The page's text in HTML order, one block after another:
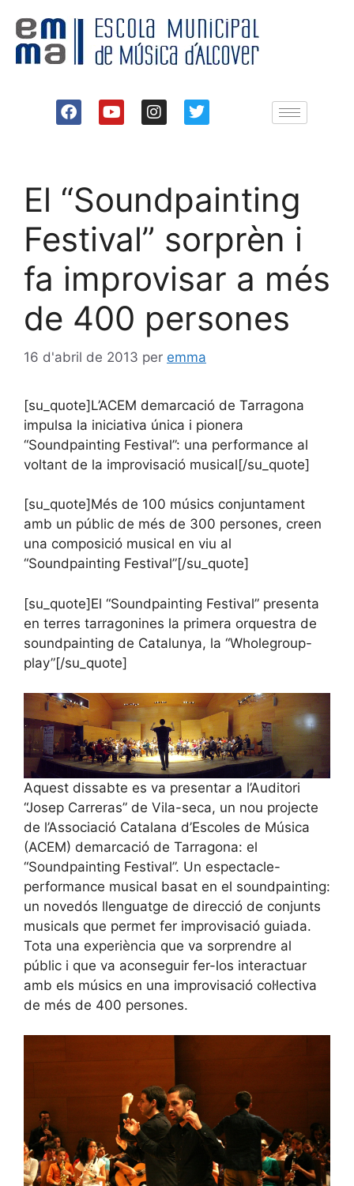
El “Soundpainting
Festival” sorprèn i
fa improvisar a més
de 400 persones
16 d'abril de 2013 per emma
[su_quote]L’ACEM demarcació de Tarragona
impulsa la iniciativa única i pionera
“Soundpainting Festival”: una performance al
voltant de la improvisació musical[/su_quote]
[su_quote]Més de 100 músics conjuntament
amb un públic de més de 300 persones, creen
una composició musical en viu al
“Soundpainting Festival”[/su_quote]
[su_quote]El “Soundpainting Festival” presenta
en terres tarragonines la primera orquestra de
soundpainting de Catalunya, la “Wholegroup-
play”[/su_quote]
Aquest dissabte es va presentar a l’Auditori
“Josep Carreras” de Vila-seca, un nou projecte
de l’Associació Catalana d’Escoles de Música
(ACEM) demarcació de Tarragona: el
“Soundpainting Festival”. Un espectacle-
performance musical basat en el soundpainting:
un novedós llenguatge de direcció de conjunts
musicals que permet fer improvisació guiada.
Tota una experiència que va sorprendre al
públic i que va aconseguir fer-los interactuar
amb els músics en una improvisació col·lectiva
de més de 400 persones.